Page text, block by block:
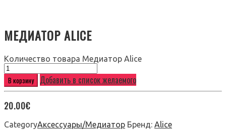
МЕДИАТОР ALICE
Количество товара Медиатор Alice
В корзину Добавить в список желаемого
20.00€
CategoryАксессуары/Медиатор Бренд: Alice